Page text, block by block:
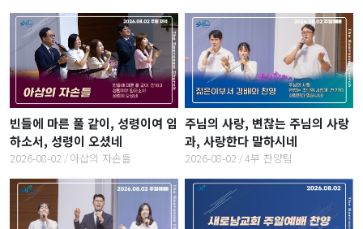
빈들에 마른 풀 같이, 성령이여 임
하소서, 성령이 오셨네
2026-08-02 아삽의 자손들
주님의 사랑, 변찮는 주님의 사랑
과, 사랑한다 말하시네
2026-08-02 4부 찬양팀